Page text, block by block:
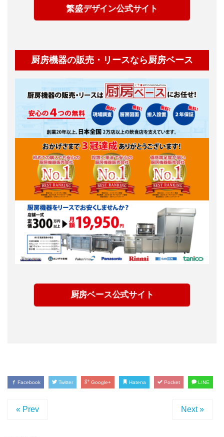
繁盛デザイン公式サイト
厨房機器の販売・リースなら厨房ベース
厨房ベース公式サイト
Facebook Twitter Google+ Hatena Pocket LINE
« Prev Next »